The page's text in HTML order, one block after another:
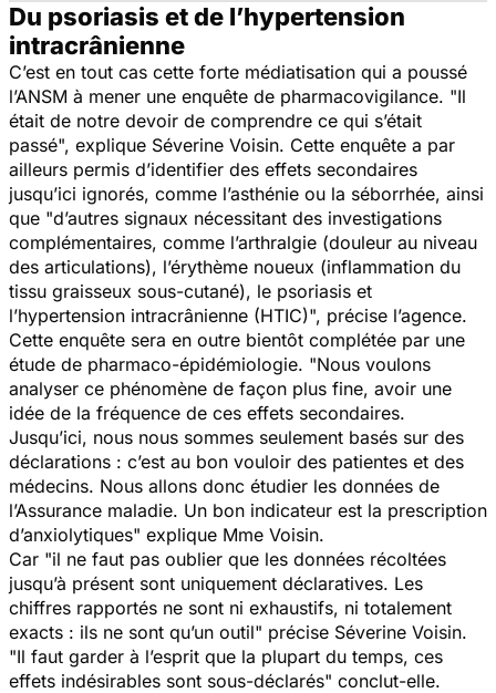
Du psoriasis et de l’hypertension
intracrânienne
C’est en tout cas cette forte médiatisation qui a poussé
l’ANSM à mener une enquête de pharmacovigilance. "Il
était de notre devoir de comprendre ce qui s’était
passé", explique Séverine Voisin. Cette enquête a par
ailleurs permis d’identifier des effets secondaires
jusqu’ici ignorés, comme l’asthénie ou la séborrhée, ainsi
que "d’autres signaux nécessitant des investigations
complémentaires, comme l’arthralgie (douleur au niveau
des articulations), l’érythème noueux (inflammation du
tissu graisseux sous-cutané), le psoriasis et
l’hypertension intracrânienne (HTIC)", précise l’agence.
Cette enquête sera en outre bientôt complétée par une
étude de pharmaco-épidémiologie. "Nous voulons
analyser ce phénomène de façon plus fine, avoir une
idée de la fréquence de ces effets secondaires.
Jusqu’ici, nous nous sommes seulement basés sur des
déclarations : c’est au bon vouloir des patientes et des
médecins. Nous allons donc étudier les données de
l’Assurance maladie. Un bon indicateur est la prescription
d’anxiolytiques" explique Mme Voisin.
Car "il ne faut pas oublier que les données récoltées
jusqu’à présent sont uniquement déclaratives. Les
chiffres rapportés ne sont ni exhaustifs, ni totalement
exacts : ils ne sont qu’un outil" précise Séverine Voisin.
"Il faut garder à l’esprit que la plupart du temps, ces
effets indésirables sont sous-déclarés" conclut-elle.